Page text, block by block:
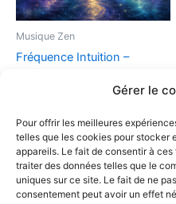
Gérer le
Pour offrir les meilleures
telles que les cookies pour stocker
appareils. Le fait de consentir à
traiter des données telles que le
uniques sur ce site. Le fait de ne
consentement peut avoir un effet
Musique Zen
Fréquence Intuition –
9,90 €
Ajouter au panier